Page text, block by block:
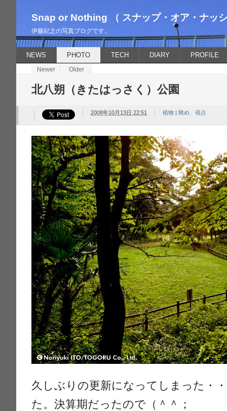
Snap or Nothing （ スナップ・オア・ナッ
伊藤紀之の写真ブログです。
NEWS PHOTO TECH DIARY PROFILE
Newer Older
北八朔（きたはっさく）公園
2008年10月13日 22:51 植物 眺め、視点
久しぶりの更新になってしまった・
た。決算期だったので（＾＾；